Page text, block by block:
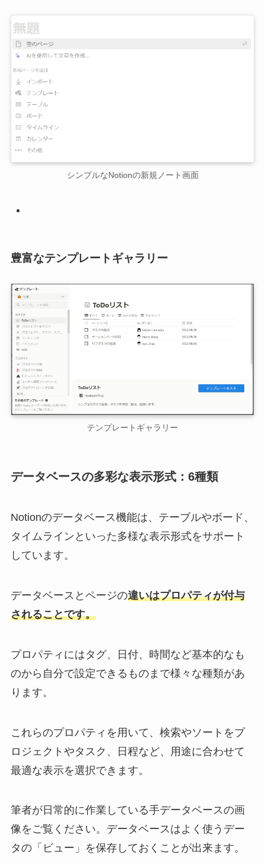
シンプルなNotionの新規ノート画面
豊富なテンプレートギャラリー
テンプレートギャラリー
データベースの多彩な表示形式：6種類
Notionのデータベース機能は、テーブルやボード、
タイムラインといった多様な表示形式をサポート
しています。
データベースとページの違いはプロパティが付与
されることです。
プロパティにはタグ、日付、時間など基本的なも
のから自分で設定できるものまで様々な種類があ
ります。
これらのプロパティを用いて、検索やソートをプ
ロジェクトやタスク、日程など、用途に合わせて
最適な表示を選択できます。
筆者が日常的に作業している手データベースの画
像をご覧ください。データベースはよく使うデー
タの「ビュー」を保存しておくことが出来ます。